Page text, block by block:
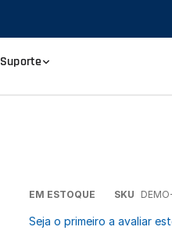
Suporte
EM ESTOQUE SKU
Seja o primeiro a avaliar